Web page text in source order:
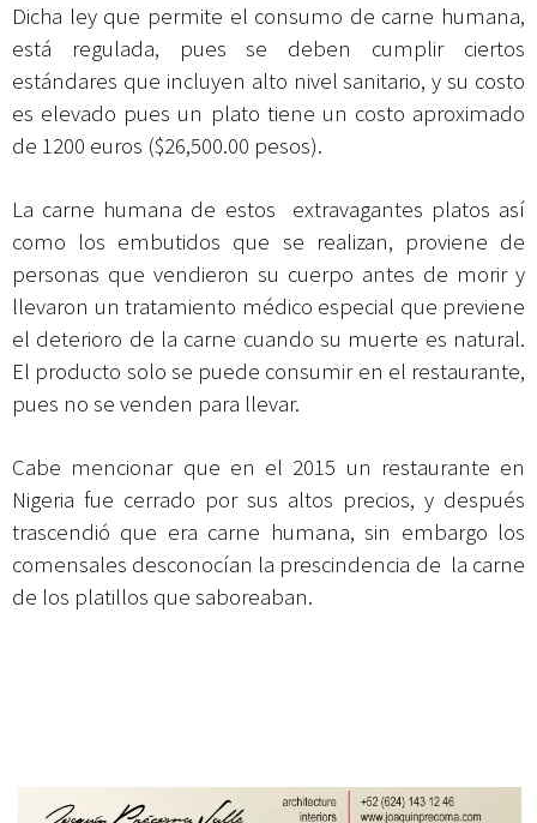
Dicha ley que permite el consumo de carne humana,
está regulada, pues se deben cumplir ciertos
estándares que incluyen alto nivel sanitario, y su costo
es elevado pues un plato tiene un costo aproximado
de 1200 euros ($26,500.00 pesos).
La carne humana de estos extravagantes platos así
como los embutidos que se realizan, proviene de
personas que vendieron su cuerpo antes de morir y
llevaron un tratamiento médico especial que previene
el deterioro de la carne cuando su muerte es natural.
El producto solo se puede consumir en el restaurante,
pues no se venden para llevar.
Cabe mencionar que en el 2015 un restaurante en
Nigeria fue cerrado por sus altos precios, y después
trascendió que era carne humana, sin embargo los
comensales desconocían la prescindencia de la carne
de los platillos que saboreaban.